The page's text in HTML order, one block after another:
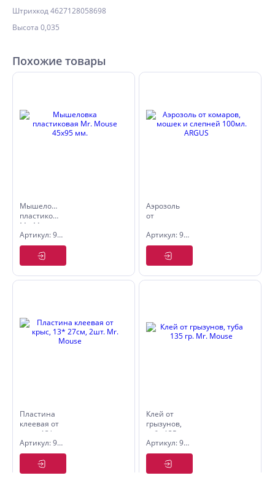
Штрихкод 4627128058698
Высота 0,035
Похожие товары
Мышеловка
пластиковая
Mr. Mouse
45х95 мм. Артикул: 9070120
Аэрозоль
от
мошек и
слепней
100мл.
ARGUS
Артикул: 9070011
Пластина
клеевая от
крыс, 13*
27см, 2шт.
Mr. Mouse
Артикул: 9070321
Клей от
грызунов,
туба 135
гр. Mr.
Mouse
Артикул: 9070312